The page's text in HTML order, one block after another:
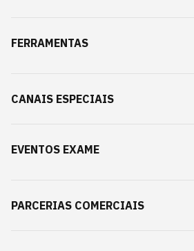
FERRAMENTAS
CANAIS ESPECIAIS
EVENTOS EXAME
PARCERIAS COMERCIAIS